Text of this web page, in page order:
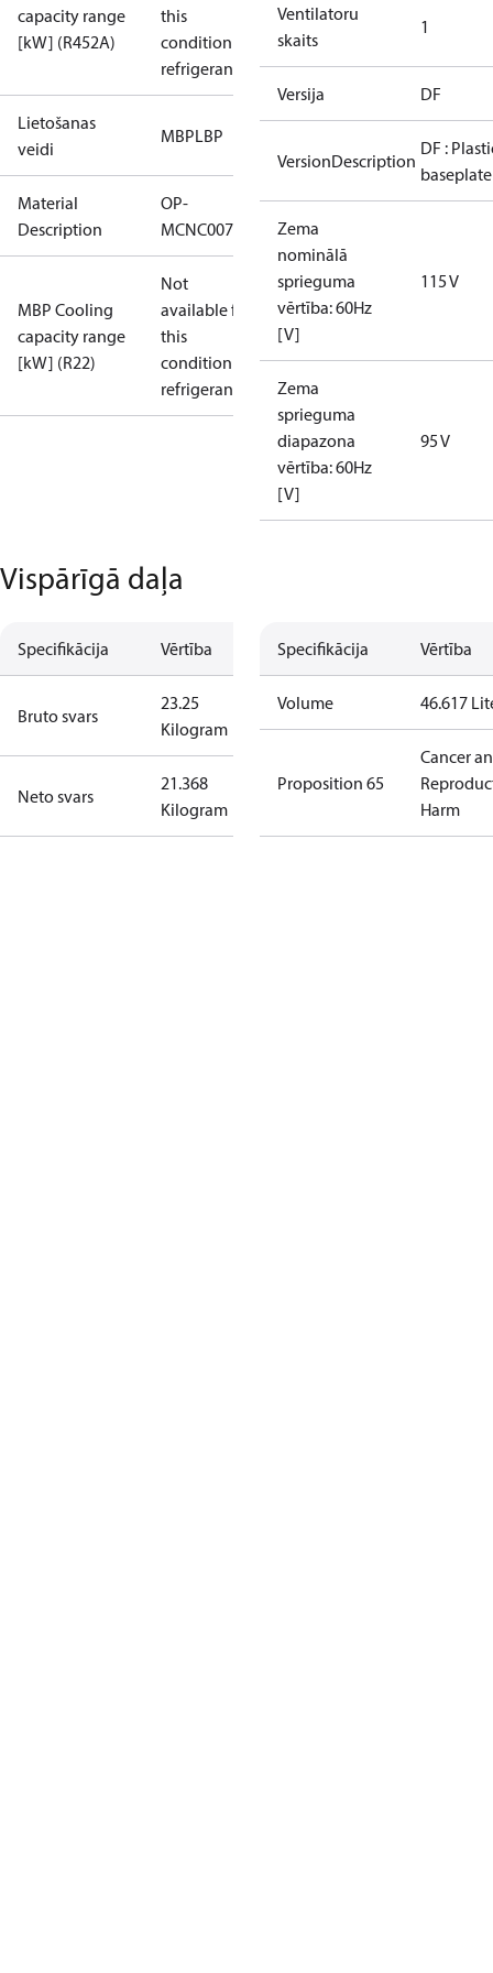
capacity range
[kW] (R452A)
this
condition /
refrigerant
Lietošanas
veidi
MBPLBP
Material
Description
OP-
MCNC0075RDF600B
MBP Cooling
capacity range
[kW] (R22)
Not
available for
this
condition /
refrigerant
Ventilatoru
skaits
1
Versija DF
VersionDescription
DF :
baseplate
Zema
nominālā
sprieguma
vērtība: 60Hz
[V]
115 V
Zema
sprieguma
diapazona
vērtība: 60Hz
[V]
95 V
Vispārīgā daļa
Specifikācija Vērtība
Bruto svars
23.25
Kilogram
Neto svars
21.368
Kilogram
Specifikācija Vērtība
Volume 46.617
Proposition 65
Cancer
Harm